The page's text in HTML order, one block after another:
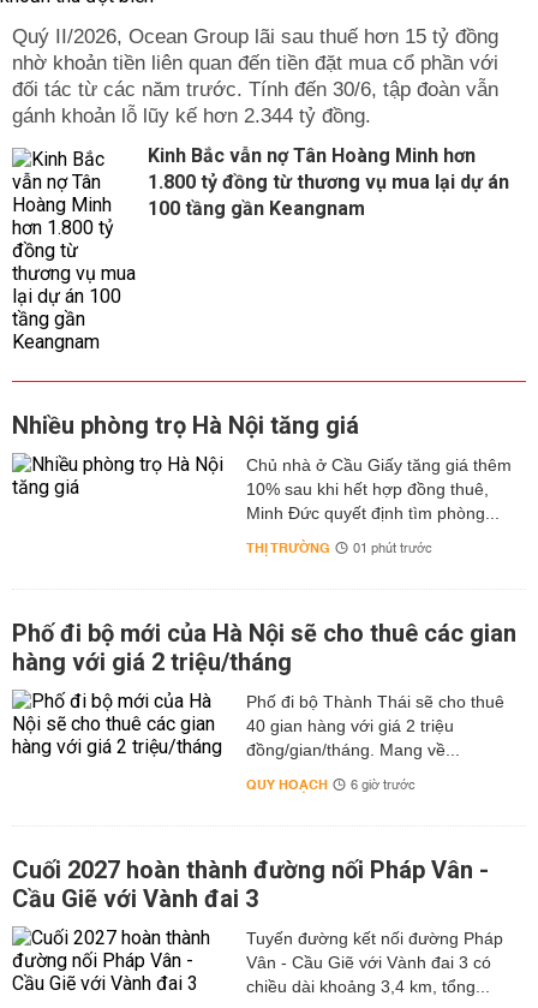
Quý II/2026, Ocean Group lãi sau thuế hơn 15 tỷ đồng
nhờ khoản tiền liên quan đến tiền đặt mua cổ phần với
đối tác từ các năm trước. Tính đến 30/6, tập đoàn vẫn
gánh khoản lỗ lũy kế hơn 2.344 tỷ đồng.
Kinh Bắc vẫn nợ Tân Hoàng Minh hơn
1.800 tỷ đồng từ thương vụ mua lại dự án
100 tầng gần Keangnam
Nhiều phòng trọ Hà Nội tăng giá
Chủ nhà ở Cầu Giấy tăng giá thêm
10% sau khi hết hợp đồng thuê,
Minh Đức quyết định tìm phòng...
THỊ TRƯỜNG 01 phút trước
Phố đi bộ mới của Hà Nội sẽ cho thuê các gian
hàng với giá 2 triệu/tháng
Phố đi bộ Thành Thái sẽ cho thuê
40 gian hàng với giá 2 triệu
đồng/gian/tháng. Mang về...
QUY HOẠCH 6 giờ trước
Cuối 2027 hoàn thành đường nối Pháp Vân -
Cầu Giẽ với Vành đai 3
Tuyến đường kết nối đường Pháp
Vân - Cầu Giẽ với Vành đai 3 có
chiều dài khoảng 3,4 km, tổng...